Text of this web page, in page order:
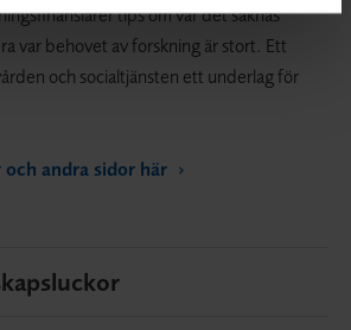
tips om var det saknas
var behovet av forskning är stort. Ett
och socialtjänsten ett underlag för
andra sidor här